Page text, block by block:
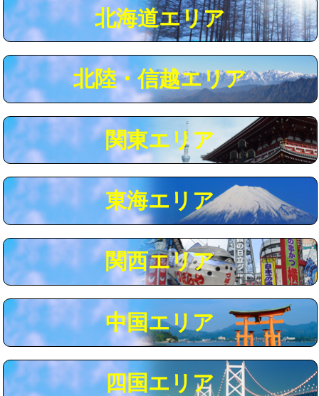
管・ポリ管・HT管使用/3ｍまで)
給水管工事※（ライニング鋼管・銅
+8,800円
マス交換（土の掘削・埋め戻し作業） 11,000円~
マス交換（深さ50㎝以上） 66,000円
コンクリート斫り（厚さ10㎝まで） 27,500円
コンクリート斫り（厚さ10㎝超え） 38,500円
モルタル補修（厚さ10㎝まで） 27,500円
モルタル補修（厚さ10㎝超え） 38,500円
追加人工 16,500円
現場見積
※給水管工事は20mmまでの価格です。
北海道エリア
北陸・信越エリア
関東エリア
東海エリア
関西エリア
中国エリア
四国エリア